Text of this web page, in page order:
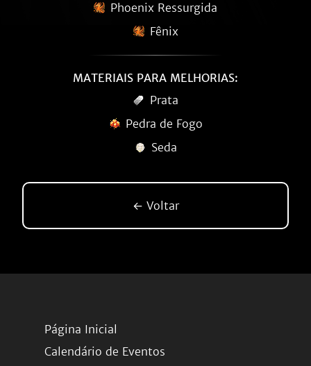
Phoenix Ressurgida
Fênix
MATERIAIS PARA MELHORIAS:
Prata
Pedra de Fogo
Seda
← Voltar
Página Inicial
Calendário de Eventos